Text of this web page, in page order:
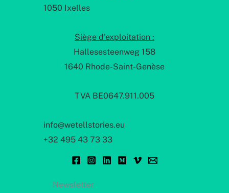
1050 Ixelles
Siège d'exploitation :
Hallesesteenweg 158
1640 Rhode-Saint-Genèse
TVA BE0647.911.005
info@wetellstories.eu
+32 495 43 73 33
Newsletter